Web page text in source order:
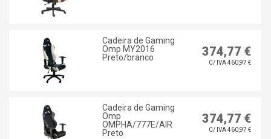
Cadeira de Gaming
Omp MY2016
Preto/branco
374,77 €
C/ IVA 460,97 €
Cadeira de Gaming
Omp
OMPHA/777E/AIR
Preto
374,77 €
C/ IVA 460,97 €